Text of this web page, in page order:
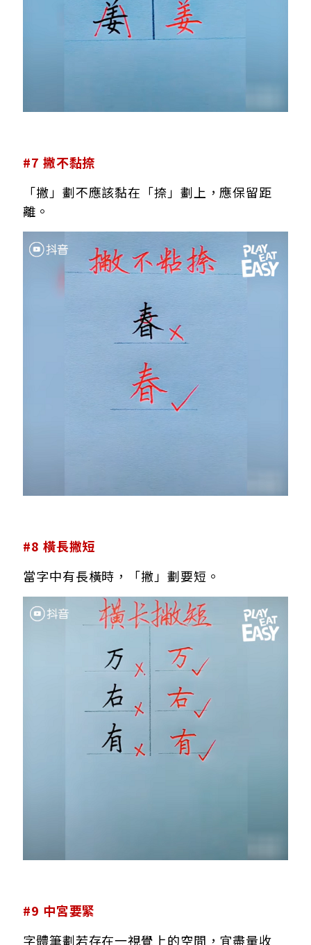
#7 撇不黏捺
「撇」劃不應該黏在「捺」劃上，應保留距
離。
#8 橫長撇短
當字中有長橫時，「撇」劃要短。
#9 中宮要緊
字體筆劃若存在一視覺上的空間，宜盡量收